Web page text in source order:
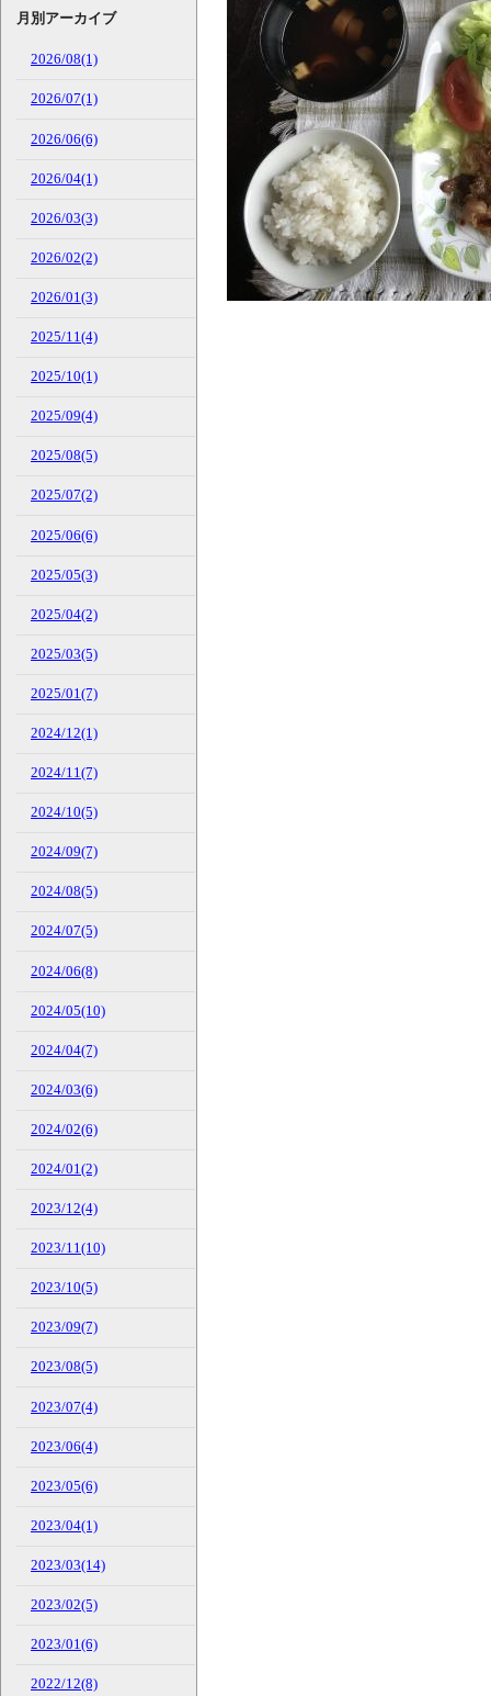
月別アーカイブ
2026/08(1)
2026/07(1)
2026/06(6)
2026/04(1)
2026/03(3)
2026/02(2)
2026/01(3)
2025/11(4)
2025/10(1)
2025/09(4)
2025/08(5)
2025/07(2)
2025/06(6)
2025/05(3)
2025/04(2)
2025/03(5)
2025/01(7)
2024/12(1)
2024/11(7)
2024/10(5)
2024/09(7)
2024/08(5)
2024/07(5)
2024/06(8)
2024/05(10)
2024/04(7)
2024/03(6)
2024/02(6)
2024/01(2)
2023/12(4)
2023/11(10)
2023/10(5)
2023/09(7)
2023/08(5)
2023/07(4)
2023/06(4)
2023/05(6)
2023/04(1)
2023/03(14)
2023/02(5)
2023/01(6)
2022/12(8)